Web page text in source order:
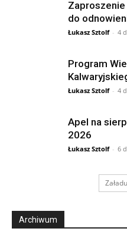
do
Łukasz Sztolf - 4
Program
Łukasz Sztolf - 4
Apel na
2026
Łukasz Sztolf - 6
Archiwum